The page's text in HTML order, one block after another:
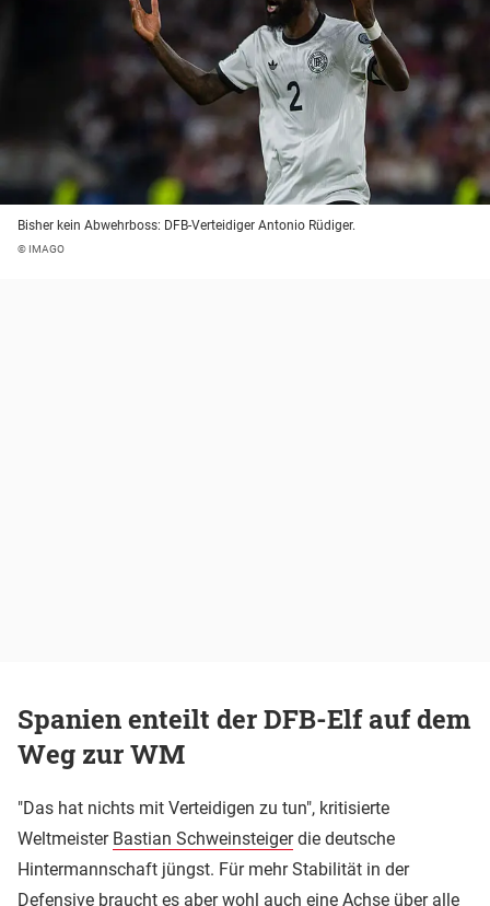
Bisher kein Abwehrboss: DFB-Verteidiger Antonio Rüdiger.
© IMAGO
Spanien enteilt der DFB-Elf auf dem
Weg zur WM
"Das hat nichts mit Verteidigen zu tun", kritisierte
Weltmeister Bastian Schweinsteigerdie deutsche
Hintermannschaft jüngst. Für mehr Stabilität in der
Defensive braucht es aber wohl auch eine Achse über alle